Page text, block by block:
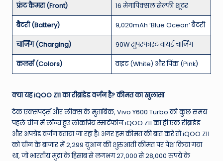
फ्रंट कैमरा (Front) 16 मेगापिक्सल सेल्फी शूटर
बैटरी (Battery) 9,020mAh ‘Blue Ocean’ बैटरी
चार्जिंग (Charging) 90W सुपरफास्ट वायर्ड चार्जिंग
कलर्स (Colors) वाइट (White) और पिंक (Pink)
क्या यह iQOO Z11 का रीब्रांडेड वर्जन है? कीमत का खुलासा
टेक एक्सपर्ट्स और लीक्स के मुताबिक, Vivo Y600 Turbo को कुछ समय
पहले चीन में लॉन्च हुए लोकप्रिय स्मार्टफोन iQOO Z11 का ही एक रीब्रांडेड
और अपग्रेड वर्जन बताया जा रहा है। अगर हम कीमत की बात करें तो iQOO Z11
को चीन के बाजार में 2,299 युआन की शुरुआती कीमत पर पेश किया गया
था, जो भारतीय मुद्रा के हिसाब से लगभग 27,000 से 28,000 रुपये के